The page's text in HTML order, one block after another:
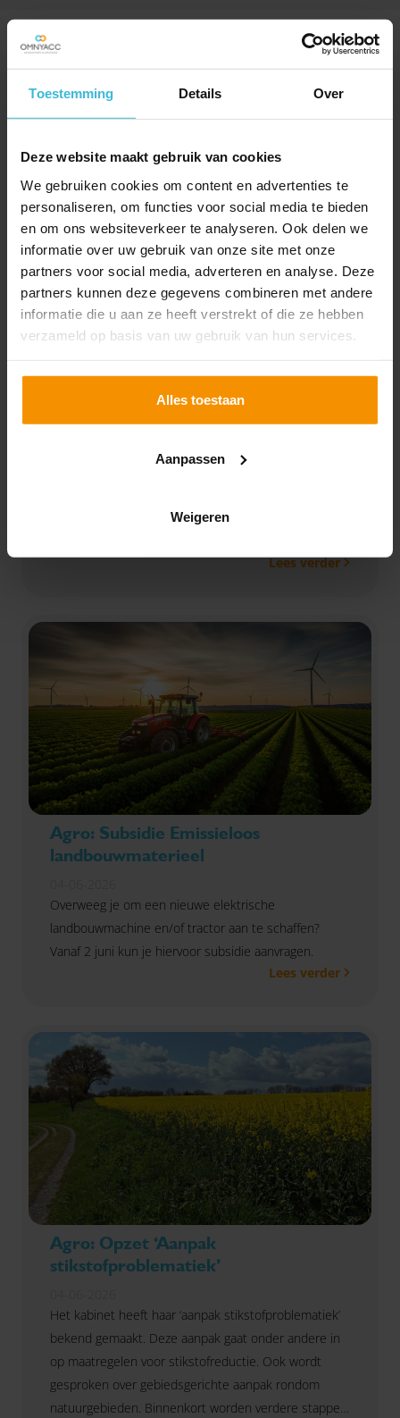
Toestemming Details Over
Deze website maakt gebruik van cookies
We gebruiken cookies om content en advertenties te
personaliseren, om functies voor social media te bieden
en om ons websiteverkeer te analyseren. Ook delen we
informatie over uw gebruik van onze site met onze
partners voor social media, adverteren en analyse. Deze
partners kunnen deze gegevens combineren met andere
informatie die u aan ze heeft verstrekt of die ze hebben
verzameld op basis van uw gebruik van hun services.
Alles toestaan
Aanpassen
Weigeren
UITGELICHT
Gecombineerde opgave
04-06-2026
(GO) ingediend. Soms is of wordt de situatie anders
onderdelen moet je je GO aanpassen? En wanneer
Lees verder
Agro: Subsidie Emissieloos
landbouwmaterieel
Overweeg je om een nieuwe elektrische
landbouwmachine en/of tractor aan te schaffen?
Vanaf 2 juni kun je hiervoor subsidie aanvragen.
Lees verder
Agro: Opzet ‘Aanpak
stikstofproblematiek’
Het kabinet heeft haar ‘aanpak stikstofproblematiek’
bekend gemaakt. Deze aanpak gaat onder andere in
op maatregelen voor stikstofreductie. Ook wordt
gesproken over gebiedsgerichte aanpak rondom
natuurgebieden. Binnenkort worden verdere stappen